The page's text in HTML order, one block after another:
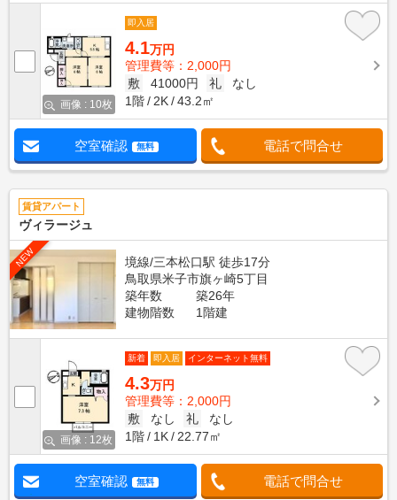
画像 : 10枚
即入居
4.1万円
管理費等：2,000円
敷
41000円 礼
なし
1階
2K 43.2㎡
空室確認 無料 電話で問合せ
賃貸アパート
ヴィラージュ
NEW
境線/三本松口駅 徒歩17分
鳥取県米子市旗ヶ崎5丁目
築年数
築26年
建物階数
1階建
画像 : 12枚
新着 即入居 インターネット無料
4.3万円
管理費等：2,000円
敷
なし 礼
なし
1階
1K 22.77㎡
空室確認 無料 電話で問合せ